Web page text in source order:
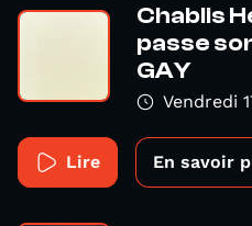
Chablis
passe
GAY
Vendredi
Lire En savoir